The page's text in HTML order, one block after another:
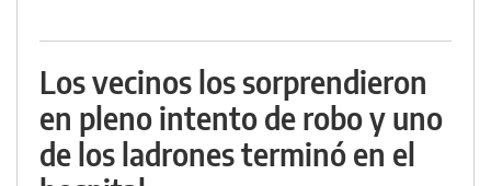
Los vecinos los sorprendieron
en pleno intento de robo y uno
de los ladrones terminó en el